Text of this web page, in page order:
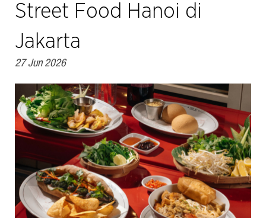
Street Food Hanoi di
Jakarta
27 Jun 2026